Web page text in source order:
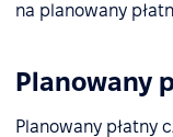
na planowany
Planowany
Planowany płatny